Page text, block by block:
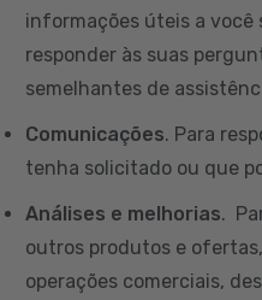
informações úteis a você
responder às suas
semelhantes de
Comunicações. Para
tenha solicitado ou que
Análises e melhorias.
outros produtos e
operações comerciais,